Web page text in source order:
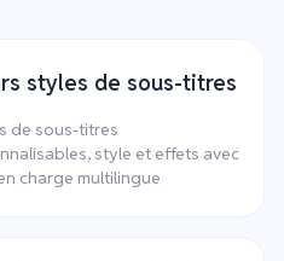
styles de sous-titres
de sous-titres
style et effets avec
charge multilingue